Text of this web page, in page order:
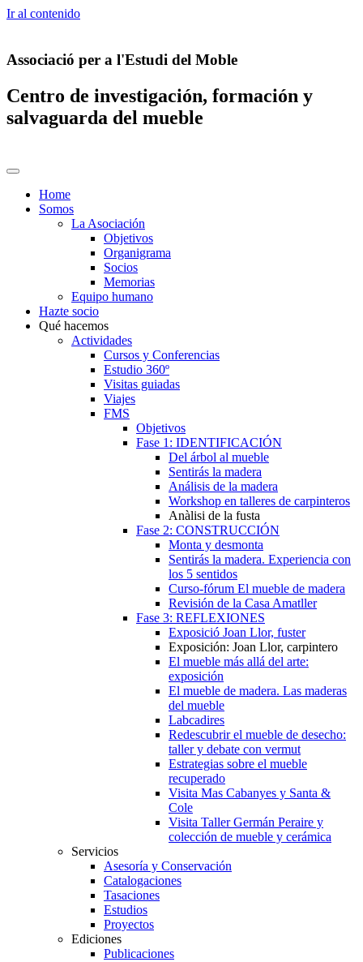
Ir al contenido
Associació per a l'Estudi del Moble
Centro de investigación, formación y
salvaguarda del mueble
Home
Somos
La Asociación
Objetivos
Organigrama
Socios
Memorias
Equipo humano
Hazte socio
Qué hacemos
Actividades
Cursos y Conferencias
Estudio 360º
Visitas guiadas
Viajes
FMS
Objetivos
Fase 1: IDENTIFICACIÓN
Del árbol al mueble
Sentirás la madera
Análisis de la madera
Workshop en talleres de carpinteros
Anàlisi de la fusta
Fase 2: CONSTRUCCIÓN
Monta y desmonta
Sentirás la madera. Experiencia con
los 5 sentidos
Curso-fórum El mueble de madera
Revisión de la Casa Amatller
Fase 3: REFLEXIONES
Exposició Joan Llor, fuster
Exposición: Joan Llor, carpintero
El mueble más allá del arte:
exposición
El mueble de madera. Las maderas
del mueble
Labcadires
Redescubrir el mueble de desecho:
taller y debate con vermut
Estrategias sobre el mueble
recuperado
Visita Mas Cabanyes y Santa &
Cole
Visita Taller Germán Peraire y
colección de mueble y cerámica
Servicios
Asesoría y Conservación
Catalogaciones
Tasaciones
Estudios
Proyectos
Ediciones
Publicaciones